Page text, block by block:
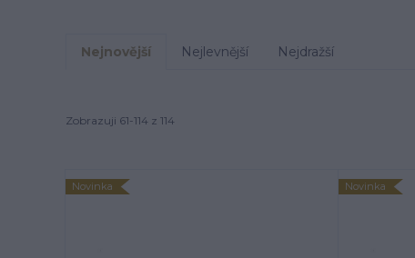
Nejnovější Nejlevnější Nejdražší
Zobrazuji 61-114 z 114
Novinka Novinka